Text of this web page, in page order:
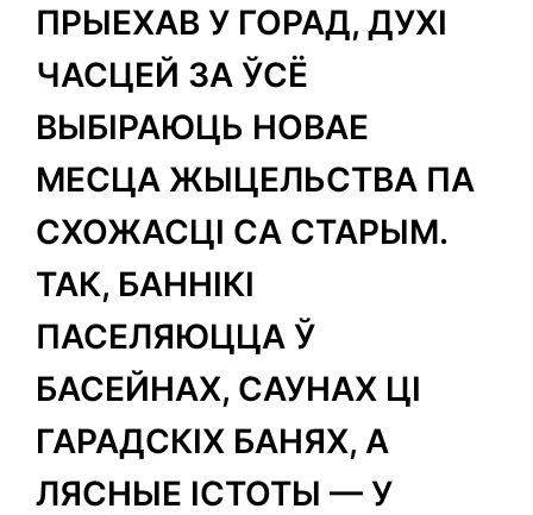
ПРЫЕХАВ У ГОРАД, ДУХІ
ЧАСЦЕЙ ЗА ЎСЁ
ВЫБІРАЮЦЬ НОВАЕ
МЕСЦА ЖЫЦЕЛЬСТВА ПА
СХОЖАСЦІ СА СТАРЫМ.
ТАК, БАННІКІ
ПАСЕЛЯЮЦЦА Ў
БАСЕЙНАХ, САУНАХ ЦІ
ГАРАДСКІХ БАНЯХ, А
ЛЯСНЫЕ ІСТОТЫ — У